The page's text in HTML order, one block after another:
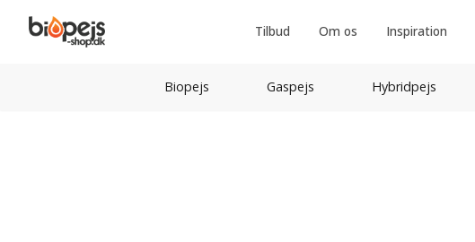
Tilbud Om os Inspiration
Biopejs Gaspejs Hybridpejs